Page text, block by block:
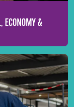
ECONOMY &